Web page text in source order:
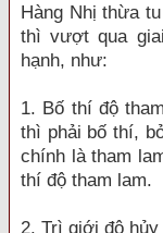
Hàng Nhị thừa
thì vượt qua
hạnh, như:
1. Bố thí độ
thì phải bố thí,
chính là tham
thí độ tham lam.
2. Trì giới độ hủy